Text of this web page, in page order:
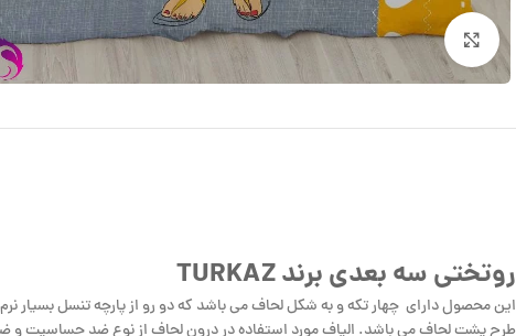
بزرگنمایی تصویر
روتختی سه بعدی برند TURKAZ
این محصول دارای چهار تکه و به شکل لحاف می باشد که دو رو از پارچه تنسل
طرح پشت لحاف می باشد. الیاف مورد استفاده در درون لحاف از نوع ضد حساسیت و ضد